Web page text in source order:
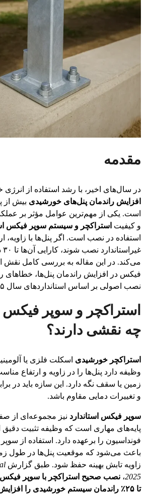
مقدمه
در سال‌های اخیر، با رشد استفاده از
افزایش راندمان پنل‌های خورشیدی بیش از
است. یکی از مهم‌ترین عوامل مؤثر بر
و کیفیت استراکچر و سیستم سوپر فیکس
استفاده در نصب است. اگر پنل‌ها با زاویه،
می‌کند. در این مقاله به بررسی کامل نقش
فیکس در افزایش راندمان پنل‌ها، خطاهای
نصب اصولی بر اساس استانداردهای سال ۲۰۲۵ می‌پردازیم.
استراکچر و سوپر
چه نقشی دارند؟
استراکچر خورشیدی اسکلت فلزی یا
وظیفه دارد پنل‌ها را در زاویه و ارتفاع
زمین یا سقف نگه دارد. این سازه باید در
و تغییرات دمایی مقاوم باشد.
سوپر فیکس استاندارد نیز مجموعه‌ای از
پایه‌های مهاری است که وظیفه تثبیت
فونداسیون را برعهده دارد. استفاده از
باعث می‌شود که موقعیت پنل‌ها در طول
زاویه تابش بهینه حفظ شود. طبق گزارش
2025،نصب صحیح استراکچر با سوپر فیکس
تا ۲۵٪ راندمان سیستم خورشیدی را افزایش دهد.